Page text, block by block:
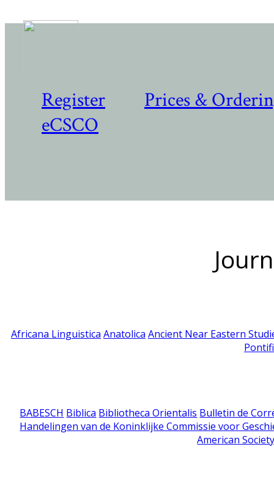
Register
Prices &
eCSCO
Africana Linguistica Anatolica Ancient Near Eastern
BABESCH Biblica Bibliotheca Orientalis Bulletin de
Handelingen van de Koninklijke Commissie voor
American